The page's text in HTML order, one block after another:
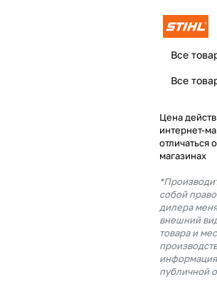
Все
Все
Цена
интернет-
отличаться
магазинах
собой
дилера
внешний
товара и
информация
публичной
% картой любого банка
% будут
с вашей карты